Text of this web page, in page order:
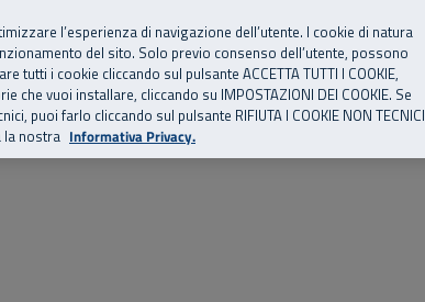
disabilità
Storie, news ed eventi Risorse utili Supporto
l’esperienza di navigazione dell’utente. I cookie di natura
del sito. Solo previo consenso dell’utente, possono
i cookie cliccando sul pulsante ACCETTA TUTTI I COOKIE,
vuoi installare, cliccando su IMPOSTAZIONI DEI COOKIE. Se
puoi farlo cliccando sul pulsante RIFIUTA I COOKIE NON TECNICI
la nostra Informativa Privacy.